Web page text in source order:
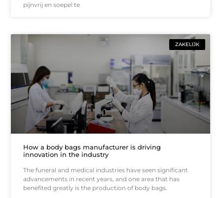
pijnvrij en soepel te
ZAKELIJK
How a body bags manufacturer is driving
innovation in the industry
The funeral and medical industries have seen significant
advancements in recent years, and one area that has
benefited greatly is the production of body bags.